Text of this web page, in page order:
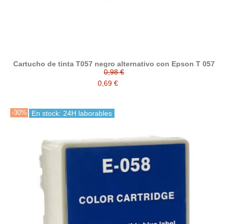
Cartucho de tinta T057 negro alternativo con Epson T 057
0,98 €
0,69 €
-30% En stock: 24H laborables